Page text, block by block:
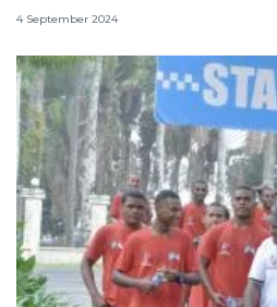
4 September 2024